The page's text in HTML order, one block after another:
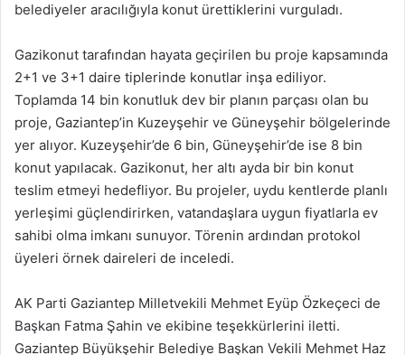
belediyeler aracılığıyla konut ürettiklerini vurguladı.
Gazikonut tarafından hayata geçirilen bu proje kapsamında
2+1 ve 3+1 daire tiplerinde konutlar inşa ediliyor.
Toplamda 14 bin konutluk dev bir planın parçası olan bu
proje, Gaziantep’in Kuzeyşehir ve Güneyşehir bölgelerinde
yer alıyor. Kuzeyşehir’de 6 bin, Güneyşehir’de ise 8 bin
konut yapılacak. Gazikonut, her altı ayda bir bin konut
teslim etmeyi hedefliyor. Bu projeler, uydu kentlerde planlı
yerleşimi güçlendirirken, vatandaşlara uygun fiyatlarla ev
sahibi olma imkanı sunuyor. Törenin ardından protokol
üyeleri örnek daireleri de inceledi.
AK Parti Gaziantep Milletvekili Mehmet Eyüp Özkeçeci de
Başkan Fatma Şahin ve ekibine teşekkürlerini iletti.
Gaziantep Büyükşehir Belediye Başkan Vekili Mehmet Haz